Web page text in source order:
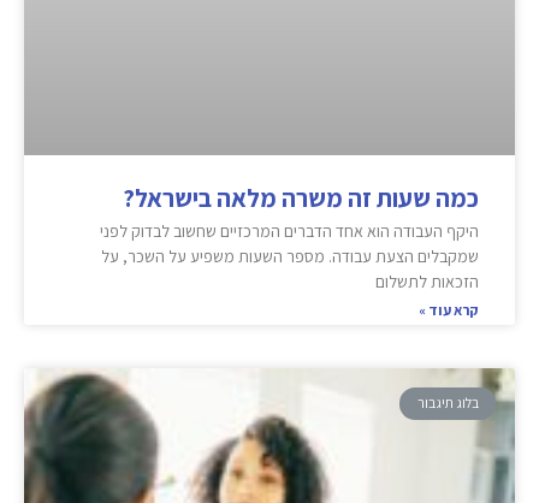
כמה שעות זה משרה מלאה בישראל?
היקף העבודה הוא אחד הדברים המרכזיים שחשוב לבדוק לפני
שמקבלים הצעת עבודה. מספר השעות משפיע על השכר, על
הזכאות לתשלום
קרא עוד »
בלוג תיגבור